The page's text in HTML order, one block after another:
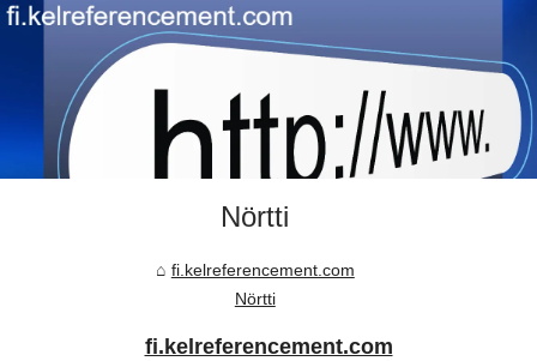
Nörtti
fi.kelreferencement.com
Nörtti
fi.kelreferencement.com